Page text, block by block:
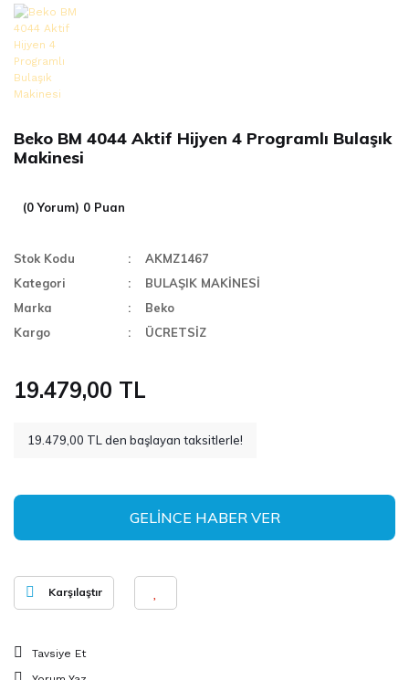
Beko BM 4044 Aktif Hijyen 4 Programlı Bulaşık
Makinesi
(0 Yorum) 0 Puan
Stok Kodu
AKMZ1467
Kategori
BULAŞIK MAKİNESİ
Marka
Beko
Kargo
ÜCRETSİZ
19.479,00 TL
19.479,00 TL den başlayan taksitlerle!
GELİNCE HABER VER
Karşılaştır
Tavsiye Et